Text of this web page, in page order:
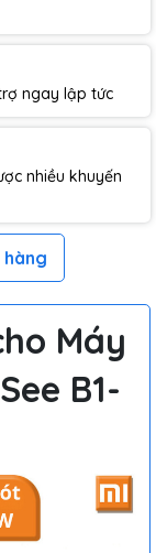
ngay lập tức
nhiều khuyến
hàng
Máy
B1-